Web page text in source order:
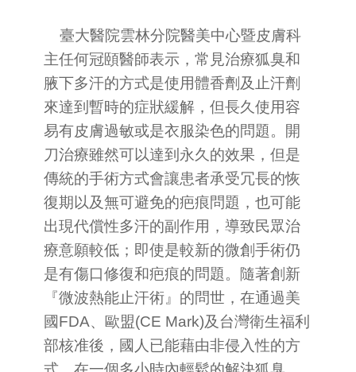
臺大醫院雲林分院醫美中心暨皮膚科
主任何冠頤醫師表示，常見治療狐臭和
腋下多汗的方式是使用體香劑及止汗劑
來達到暫時的症狀緩解，但長久使用容
易有皮膚過敏或是衣服染色的問題。開
刀治療雖然可以達到永久的效果，但是
傳統的手術方式會讓患者承受冗長的恢
復期以及無可避免的疤痕問題，也可能
出現代償性多汗的副作用，導致民眾治
療意願較低；即使是較新的微創手術仍
是有傷口修復和疤痕的問題。隨著創新
『微波熱能止汗術』的問世，在通過美
國FDA、歐盟(CE Mark)及台灣衛生福利
部核准後，國人已能藉由非侵入性的方